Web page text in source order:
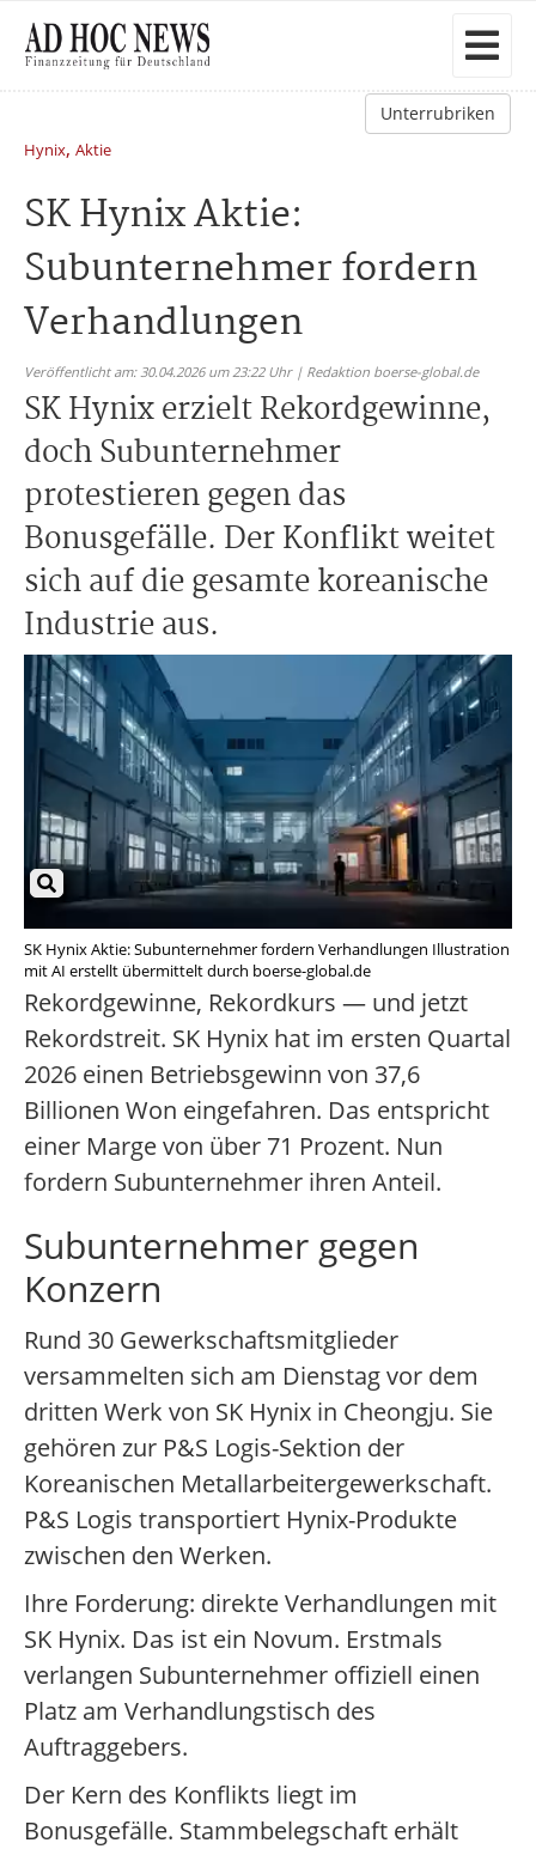
Unterrubriken
Hynix, Aktie
SK Hynix Aktie:
Subunternehmer fordern
Verhandlungen
Veröffentlicht am: 30.04.2026 um 23:22 Uhr | Redaktion boerse-global.de
SK Hynix erzielt Rekordgewinne,
doch Subunternehmer
protestieren gegen das
Bonusgefälle. Der Konflikt weitet
sich auf die gesamte koreanische
Industrie aus.
SK Hynix Aktie: Subunternehmer fordern Verhandlungen Illustration
mit AI erstellt übermittelt durch boerse-global.de
Rekordgewinne, Rekordkurs — und jetzt
Rekordstreit. SK Hynix hat im ersten Quartal
2026 einen Betriebsgewinn von 37,6
Billionen Won eingefahren. Das entspricht
einer Marge von über 71 Prozent. Nun
fordern Subunternehmer ihren Anteil.
Subunternehmer gegen
Konzern
Rund 30 Gewerkschaftsmitglieder
versammelten sich am Dienstag vor dem
dritten Werk von SK Hynix in Cheongju. Sie
gehören zur P&S Logis-Sektion der
Koreanischen Metallarbeitergewerkschaft.
P&S Logis transportiert Hynix-Produkte
zwischen den Werken.
Ihre Forderung: direkte Verhandlungen mit
SK Hynix. Das ist ein Novum. Erstmals
verlangen Subunternehmer offiziell einen
Platz am Verhandlungstisch des
Auftraggebers.
Der Kern des Konflikts liegt im
Bonusgefälle. Stammbelegschaft erhält